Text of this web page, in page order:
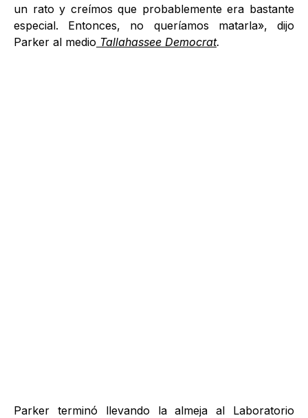
un rato y creímos que probablemente era bastante
especial. Entonces, no queríamos matarla», dijo
Parker al medio Tallahassee Democrat.
Parker terminó llevando la almeja al Laboratorio